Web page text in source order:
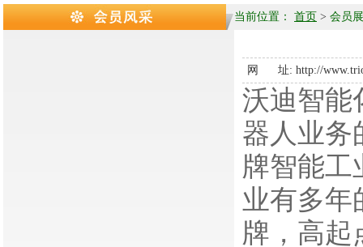
当前位置： 首页 > 会员
网 址: http://
沃迪智能
器人业务
牌智能工
业有多年
牌，高起